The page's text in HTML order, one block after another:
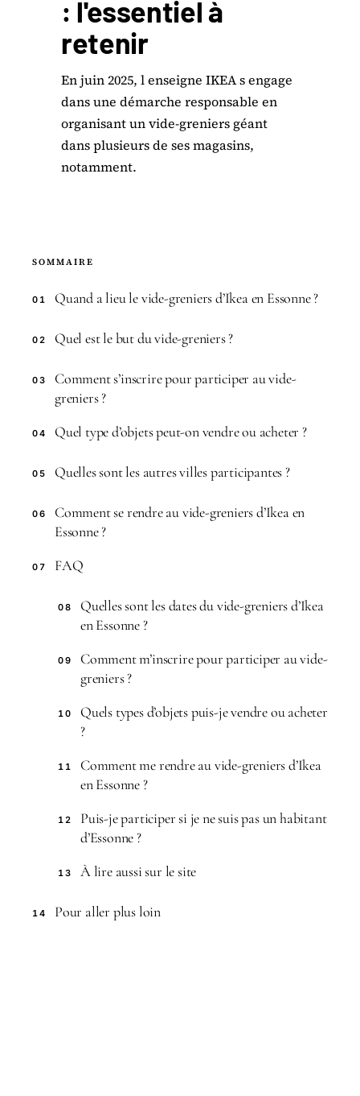
: l'essentiel à
retenir
En juin 2025, l enseigne IKEA s engage
dans une démarche responsable en
organisant un vide-greniers géant
dans plusieurs de ses magasins,
notamment.
SOMMAIRE
01 Quand a lieu le vide-greniers d’Ikea en Essonne ?
02 Quel est le but du vide-greniers ?
03
Comment s’inscrire pour participer au vide-
greniers ?
04 Quel type d’objets peut-on vendre ou acheter ?
05 Quelles sont les autres villes participantes ?
06
Comment se rendre au vide-greniers d’Ikea en
Essonne ?
07 FAQ
08
Quelles sont les dates du vide-greniers d’Ikea
en Essonne ?
09
Comment m’inscrire pour participer au vide-
greniers ?
10
Quels types d’objets puis-je vendre ou acheter
?
11
Comment me rendre au vide-greniers d’Ikea
en Essonne ?
12
Puis-je participer si je ne suis pas un habitant
d’Essonne ?
13 À lire aussi sur le site
14 Pour aller plus loin